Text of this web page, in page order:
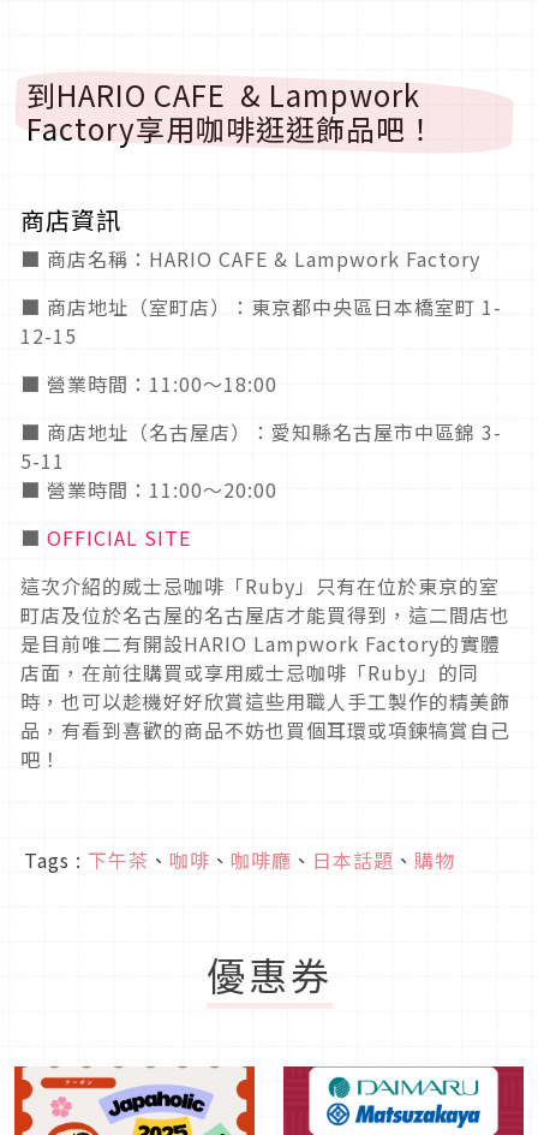
到HARIO CAFE & Lampwork
Factory享用咖啡逛逛飾品吧！
商店資訊
■ 商店名稱：HARIO CAFE & Lampwork Factory
■ 商店地址（室町店）：東京都中央區日本橋室町 1-
12-15
■ 營業時間：11:00～18:00
■ 商店地址（名古屋店）：愛知縣名古屋市中區錦 3-
5-11
■ 營業時間：11:00～20:00
■ OFFICIAL SITE
這次介紹的威士忌咖啡「Ruby」只有在位於東京的室
町店及位於名古屋的名古屋店才能買得到，這二間店也
是目前唯二有開設HARIO Lampwork Factory的實體
店面，在前往購買或享用威士忌咖啡「Ruby」的同
時，也可以趁機好好欣賞這些用職人手工製作的精美飾
品，有看到喜歡的商品不妨也買個耳環或項鍊犒賞自己
吧！
Tags : 下午茶 、 咖啡 、 咖啡廳 、 日本話題 、 購物
優惠券